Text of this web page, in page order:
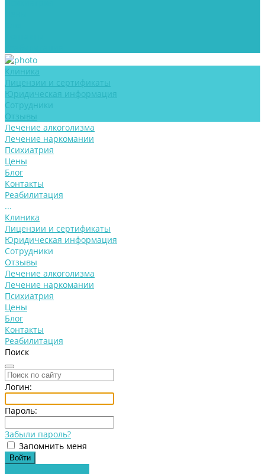
Клиника
Лицензии и сертификаты
Юридическая информация
Сотрудники
Отзывы
Лечение алкоголизма
Лечение наркомании
Психиатрия
Цены
Блог
Контакты
Реабилитация
...
Клиника
Лицензии и сертификаты
Юридическая информация
Сотрудники
Отзывы
Лечение алкоголизма
Лечение наркомании
Психиатрия
Цены
Блог
Контакты
Реабилитация
Поиск
Логин:
Пароль:
Забыли пароль?
Запомнить меня